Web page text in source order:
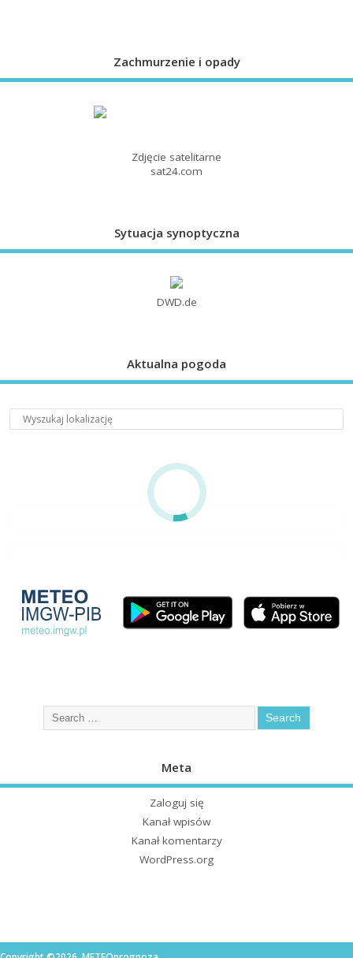
Zachmurzenie i opady
Zdjęcie satelitarne
sat24.com
Sytuacja synoptyczna
DWD.de
Aktualna pogoda
Meta
Zaloguj się
Kanał wpisów
Kanał komentarzy
WordPress.org